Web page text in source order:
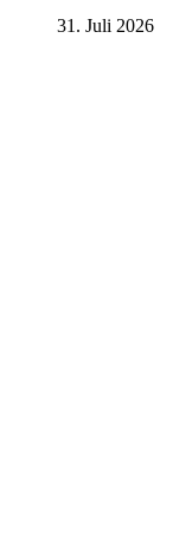
31. Juli 2026